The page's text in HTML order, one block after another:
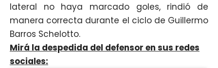
lateral no haya marcado goles, rindió de
manera correcta durante el ciclo de Guillermo
Barros Schelotto.
Mirá la despedida del defensor en sus redes
sociales: